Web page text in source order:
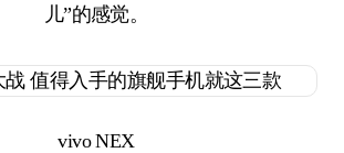
儿”的感觉。
vivo NEX